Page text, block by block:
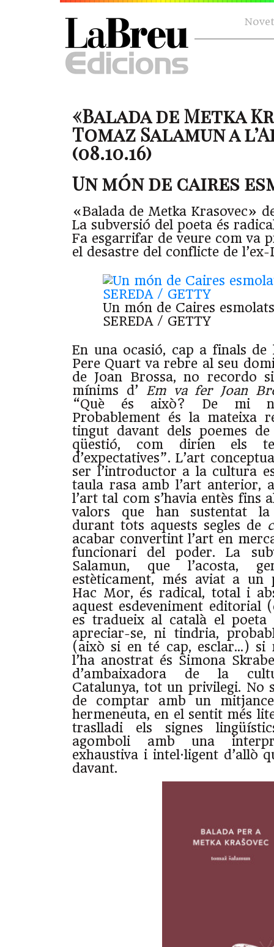
«Balada de Metka
Tomaz Salamun a
(08.10.16)
Un món de caires
«Balada de Metka Krasovec»
La subversió del poeta és
Fa esgarrifar de veure com va
el desastre del conflicte de
Un món de Caires
SEREDA / GETTY
En una ocasió, cap a finals de
Pere Quart va rebre al seu
de Joan Brossa, no recordo
mínims d’ Em va fer Joan
“Què és això? De mi
Probablement és la mateixa
tingut davant dels poemes
qüestió, com dirien els
d’expectatives”. L’art
ser l’introductor a la cultura
taula rasa amb l’art anterior,
l’art tal com s’havia entès fins
valors que han sustentat
durant tots aquests segles de
acabar convertint l’art en
funcionari del poder. La
Salamun, que l’acosta,
estèticament, més aviat a un
Hac Mor, és radical, total i
aquest esdeveniment editorial
es tradueix al català el poeta
apreciar-se, ni tindria,
(això si en té cap, esclar…) si
l’ha anostrat és Simona
d’ambaixadora de la
Catalunya, tot un privilegi. No
de comptar amb un
hermeneuta, en el sentit més
traslladi els signes
agomboli amb una
exhaustiva i intel·ligent d’allò
davant.